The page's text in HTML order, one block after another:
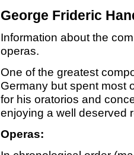
George Frideric
Information about the
operas.
One of the greatest
Germany but spent most
for his oratorios and
enjoying a well deserved
Operas: